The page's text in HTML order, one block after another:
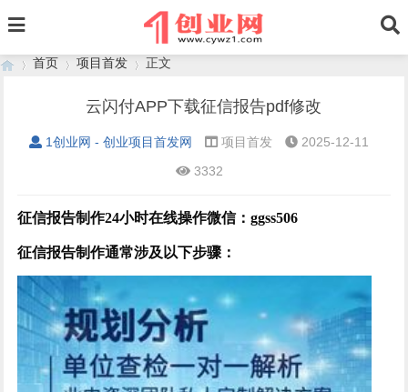
首页
›
项目首发
›
正文
云闪付APP下载征信报告pdf修改
1创业网 - 创业项目首发网 项目首发
2025-12-11
3332
征信报告制作24小时在线操作微信：ggss506
征信报告制作通常涉及以下步骤：